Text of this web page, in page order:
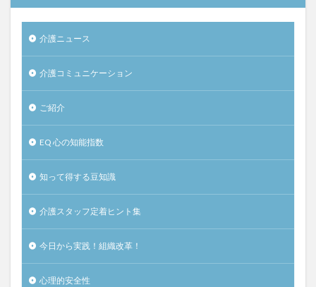
介護ニュース
介護コミュニケーション
ご紹介
EQ 心の知能指数
知って得する豆知識
介護スタッフ定着ヒント集
今日から実践！組織改革！
心理的安全性